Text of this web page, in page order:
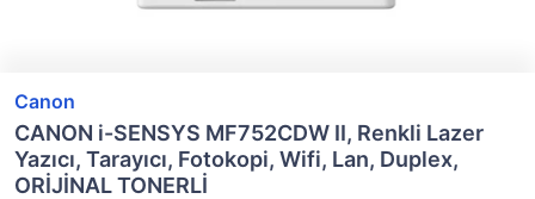
Canon
CANON i-SENSYS MF752CDW II, Renkli Lazer
Yazıcı, Tarayıcı, Fotokopi, Wifi, Lan, Duplex,
ORİJİNAL TONERLİ